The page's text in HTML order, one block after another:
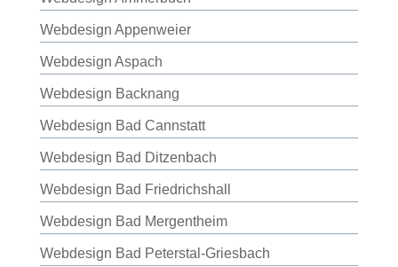
Webdesign Appenweier
Webdesign Aspach
Webdesign Backnang
Webdesign Bad Cannstatt
Webdesign Bad Ditzenbach
Webdesign Bad Friedrichshall
Webdesign Bad Mergentheim
Webdesign Bad Peterstal-Griesbach